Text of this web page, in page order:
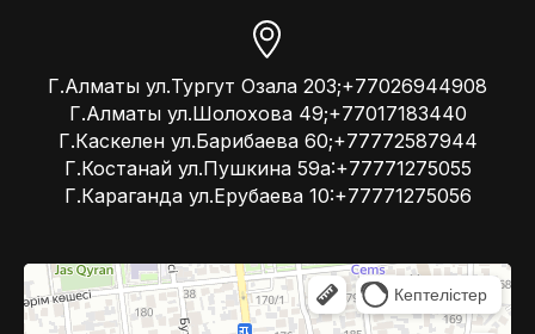
Г.Алматы ул.Тургут Озала 203;+77026944908
Г.Алматы ул.Шолохова 49;+77017183440
Г.Каскелен ул.Барибаева 60;+77772587944
Г.Костанай ул.Пушкина 59а:+77771275055
Г.Караганда ул.Ерубаева 10:+77771275056
Kompressor
Компрессоры и компрессорное оборудование в Алматы
Системы вентиляции в Алматы